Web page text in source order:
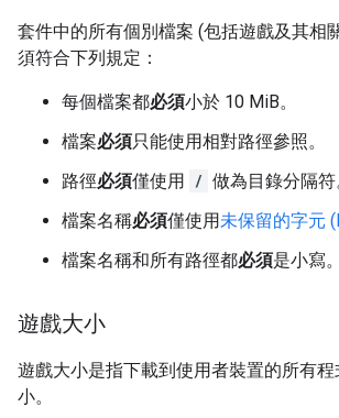
套件中的所有個別檔案 (包括遊戲及其相
須符合下列規定：
每個檔案都必須小於 10 MiB。
檔案必須只能使用相對路徑參照。
路徑必須僅使用 / 做為目錄分隔符
檔案名稱必須僅使用未保留的字元
檔案名稱和所有路徑都必須是小寫。
遊戲大小
遊戲大小是指下載到使用者裝置的所有
小。